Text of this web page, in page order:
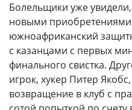
Болельщики уже
новыми
южноафриканский
с казанцами с первых
финального свистка.
игрок, хукер Питер
возвращение в клуб с